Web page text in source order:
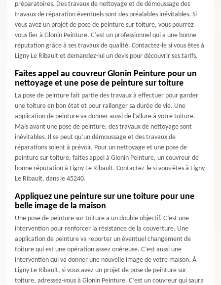
préparatoires. Des travaux de nettoyage et de démoussage des
travaux de réparation éventuels sont des préalables inévitables. Si
vous avez un projet de pose de peinture sur toiture, vous pourrez
vous fier à Glonin Peinture. C’est un professionnel qui a une bonne
réputation grâce à ses travaux de qualité. Contactez-le si vous êtes à
Ligny Le Ribault et demandez-lui un devis pour découvrir ses tarifs.
Faites appel au couvreur Glonin Peinture pour un
nettoyage et une pose de peinture sur toiture
La pose de peinture fait partie des travaux à effectuer pour garder
une toiture en bon état et pour rallonger sa durée de vie. Une
application de peinture va donner aussi de l’allure à votre toiture.
Mais avant une pose de peinture, des travaux de nettoyage sont
inévitables. Il se peut qu’un démoussage et des travaux de
réparations soient à prévoir. Pour un nettoyage et une pose de
peinture sur toiture, faites appel à Glonin Peinture, un couvreur de
bonne réputation à Ligny Le Ribault. Contactez-le si vous êtes à Ligny
Le Ribault, dans le 45240.
Appliquez une peinture sur une toiture pour une
belle image de la maison
Une pose de peinture sur toiture a un double objectif. C’est une
intervention pour renforcer la résistance de la couverture. Une
application de peinture va reporter un éventuel changement de
toiture qui est une opération assez onéreuse. C’est aussi une
intervention qui va donner une nouvelle image de votre maison. À
Ligny Le Ribault, si vous avez un projet de pose de peinture sur
toiture, adressez-vous à Glonin Peinture. C’est un couvreur qui saura